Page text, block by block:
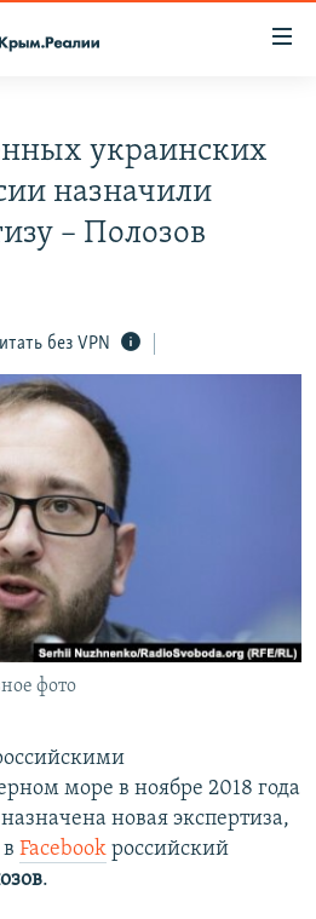
11 ИСТОРИЙ СОПРОТИВЛЕНИЯ
украинских
назначили
– Полозов
без VPN
фото
море в ноябре 2018 года
новая экспертиза,
Facebook российский
.